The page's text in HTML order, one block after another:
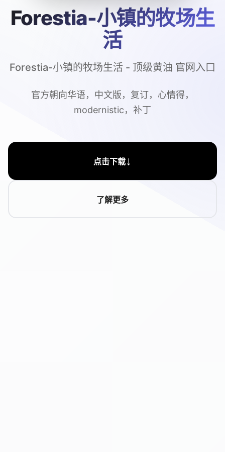
Forestia-小镇的牧场生
活
Forestia-小镇的牧场生活 - 顶级黄油 官网入口
官方朝向华语，中文版，复订，心情得，
modernistic，补丁
点击下载↓
了解更多